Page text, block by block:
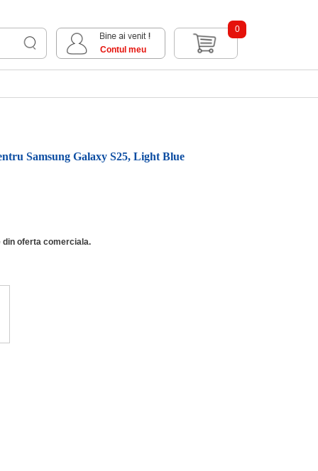
Contul meu
0
Samsung Galaxy S25, Light Blue
din oferta comerciala.